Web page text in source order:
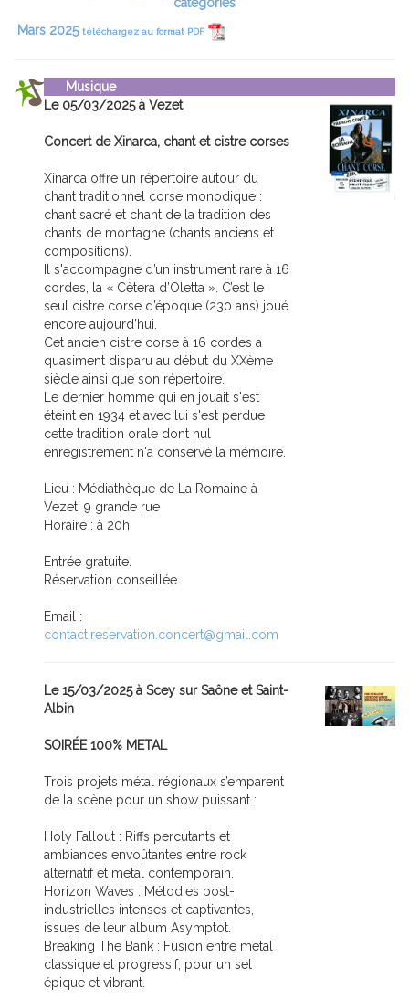
catégories
Mars 2025 téléchargez au format PDF
Musique
Le 05/03/2025 à Vezet
Concert de Xinarca, chant et cistre corses
Xinarca offre un répertoire autour du
chant traditionnel corse monodique :
chant sacré et chant de la tradition des
chants de montagne (chants anciens et
compositions).
Il s'accompagne d’un instrument rare à 16
cordes, la « Cètera d’Oletta ». C’est le
seul cistre corse d’époque (230 ans) joué
encore aujourd’hui.
Cet ancien cistre corse à 16 cordes a
quasiment disparu au début du XXème
siècle ainsi que son répertoire.
Le dernier homme qui en jouait s'est
éteint en 1934 et avec lui s'est perdue
cette tradition orale dont nul
enregistrement n'a conservé la mémoire.
Lieu : Médiathèque de La Romaine à
Vezet, 9 grande rue
Horaire : à 20h
Entrée gratuite.
Réservation conseillée
Email :
contact.reservation.concert@gmail.com
Le 15/03/2025 à Scey sur Saône et Saint-
Albin
SOIRÉE 100% METAL
Trois projets métal régionaux s’emparent
de la scène pour un show puissant :
Holy Fallout : Riffs percutants et
ambiances envoûtantes entre rock
alternatif et metal contemporain.
Horizon Waves : Mélodies post-
industrielles intenses et captivantes,
issues de leur album Asymptot.
Breaking The Bank : Fusion entre metal
classique et progressif, pour un set
épique et vibrant.